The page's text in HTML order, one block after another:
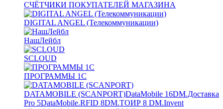
СЧЁТЧИКИ ПОКУПАТЕЛЕЙ МАГАЗИНА
DIGITAL ANGEL (Телекоммуникации)
НашЛейбл
SCLOUD
ПРОГРАММЫ 1С
DATAMOBILE (SCANPORT)DataMobile 16DM.Доставка
Pro 5DataMobile.RFID 8DM.ТОИР 8 DM.Invent